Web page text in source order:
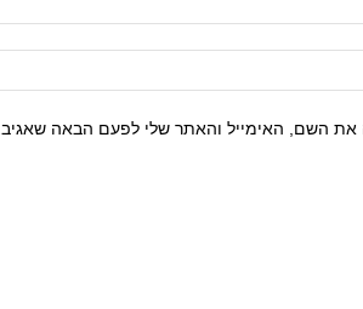
את השם, האימייל והאתר שלי לפעם הבאה שאגיב.